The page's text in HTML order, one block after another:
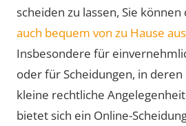
scheiden zu lassen, Sie können
auch bequem von zu Hause
Insbesondere für
oder für Scheidungen, in
kleine rechtliche
bietet sich ein Online-